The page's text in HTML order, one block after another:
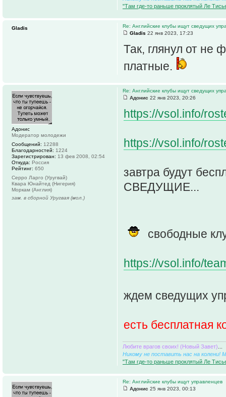
"Там где-то раньше проклятый Ле
Re: Английские клубы ищут сведущих
Gladis 22 янв 2023, 17:23
Так, глянул от не
платные.
Gladis
Re: Английские клубы ищут сведущих
Адонис 22 янв 2023, 20:26
https://vsol.info/
https://vsol.info/
завтра будут
СВЕДУЩИЕ...
свободные
https://vsol.info/
ждем сведущих
есть бесплатная
Любите врагов своих! (Новый Завет)...
Никому не поставить нас на колени!
"Там где-то раньше проклятый Ле
Адонис
Модератор молодежи
Сообщений: 12288
Благодарностей: 1224
Зарегистрирован: 13 фев 2008, 02:54
Откуда: Россия
Рейтинг: 650
Серро Ларго (Уругвай)
Квара Юнайтед (Нигерия)
Моркам (Англия)
зам. в сборной Уругвая (мол.)
Re: Английские клубы ищут управленцев
Адонис 25 янв 2023, 00:13